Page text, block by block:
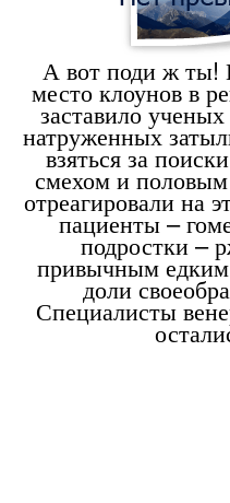
А вот поди ж ты!
место клоунов в
заставило
натруженных
взяться за
смехом и
отреагировали на
пациенты –
подростки –
привычным едким
доли
Специалисты